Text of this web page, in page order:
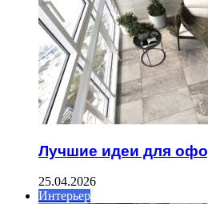
Лучшие идеи для
25.04.2026
Интерьер